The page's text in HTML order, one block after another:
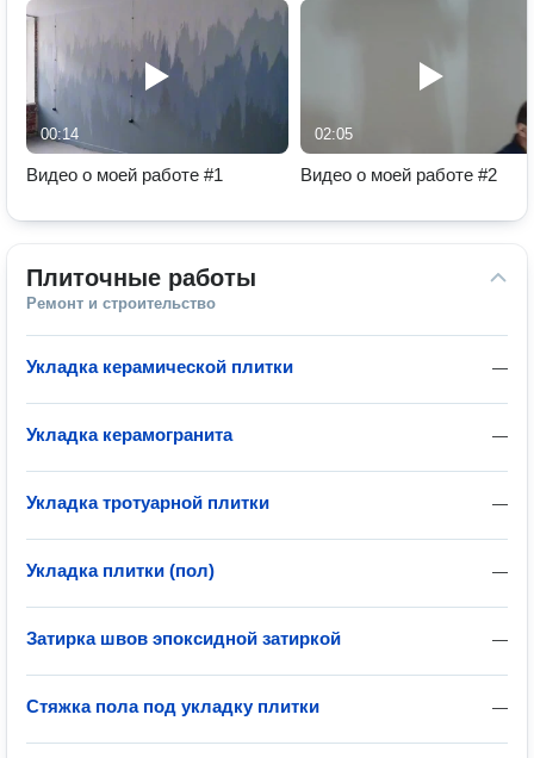
00:14
Видео о моей работе #1
02:05
Видео о моей работе #2
Плиточные работы
Ремонт и строительство
—
Укладка керамической плитки
—
Укладка керамогранита
—
Укладка тротуарной плитки
—
Укладка плитки (пол)
—
Затирка швов эпоксидной затиркой
—
Стяжка пола под укладку плитки